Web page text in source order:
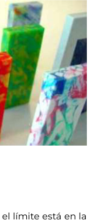
límite está en la